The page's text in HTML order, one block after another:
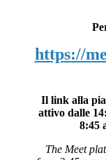
https://
Il link alla
attivo dalle
8:45
The Meet